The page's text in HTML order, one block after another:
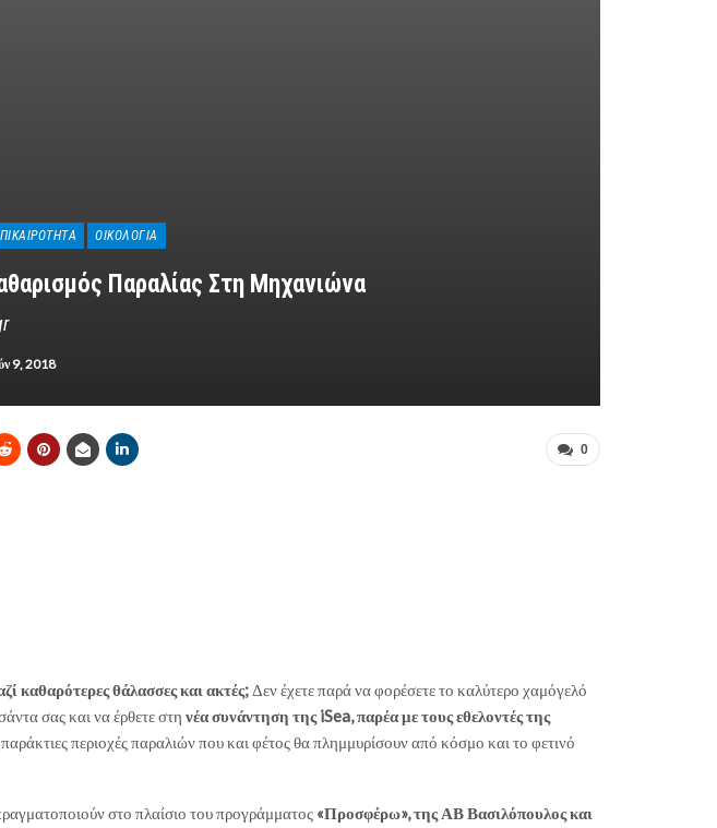
ΟΙΚΟΛΟΓΊΑ
Παραλίας Στη Μηχανιώνα
9, 2018
0
καθαρότερες θάλασσες και ακτές;Δεν έχετε παρά να φορέσετε το καλύτερο χαμόγελό
σας και να έρθετε στη νέα συνάντηση της iSea, παρέα με τους εθελοντές της
περιοχές παραλιών που και φέτος θα πλημμυρίσουν από κόσμο και το φετινό
στο πλαίσιο του προγράμματος «Προσφέρω», της ΑΒ Βασιλόπουλος και